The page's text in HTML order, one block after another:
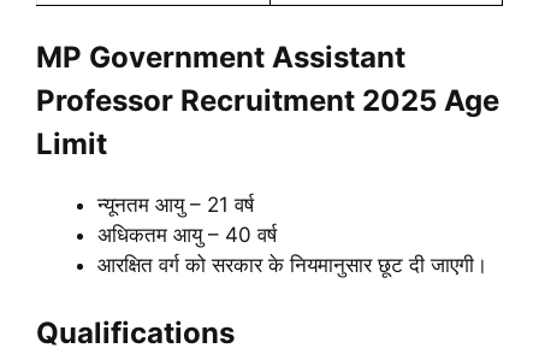
MP Government Assistant
Professor Recruitment 2025 Age
Limit
न्यूनतम आयु – 21 वर्ष
अधिकतम आयु – 40 वर्ष
आरक्षित वर्ग को सरकार के नियमानुसार छूट दी जाएगी।
Qualifications